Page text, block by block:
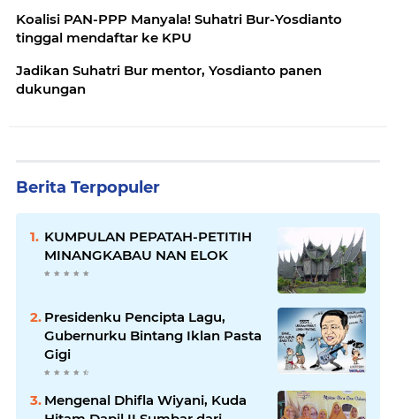
Koalisi PAN-PPP Manyala! Suhatri Bur-Yosdianto
tinggal mendaftar ke KPU
Jadikan Suhatri Bur mentor, Yosdianto panen
dukungan
Berita Terpopuler
KUMPULAN PEPATAH-PETITIH
MINANGKABAU NAN ELOK
Presidenku Pencipta Lagu,
Gubernurku Bintang Iklan Pasta
Gigi
Mengenal Dhifla Wiyani, Kuda